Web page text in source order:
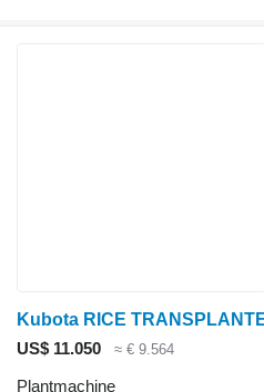
Kubota RICE
US$ 11.050
≈ € 9.564
Plantmachine